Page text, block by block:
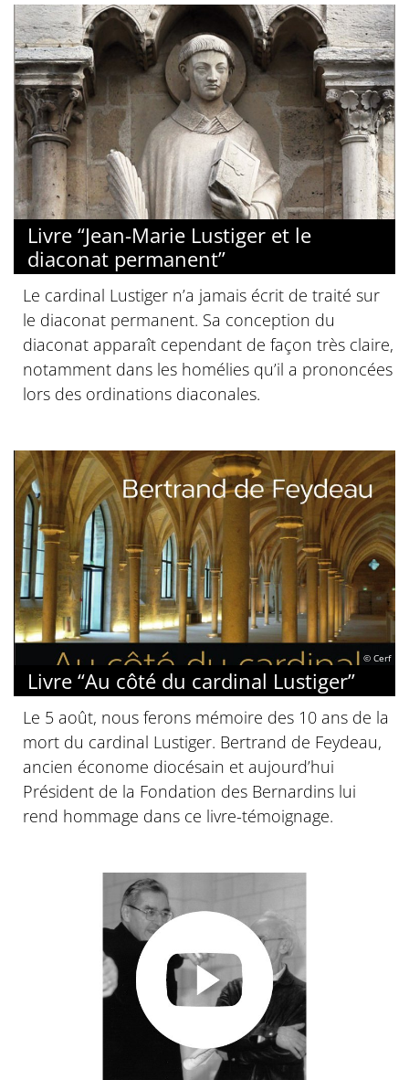
Livre “Jean-Marie Lustiger et le
diaconat permanent”
Le cardinal Lustiger n’a jamais écrit de traité sur
le diaconat permanent. Sa conception du
diaconat apparaît cependant de façon très claire,
notamment dans les homélies qu’il a prononcées
lors des ordinations diaconales.
© Cerf
Livre “Au côté du cardinal Lustiger”
Le 5 août, nous ferons mémoire des 10 ans de la
mort du cardinal Lustiger. Bertrand de Feydeau,
ancien économe diocésain et aujourd’hui
Président de la Fondation des Bernardins lui
rend hommage dans ce livre-témoignage.